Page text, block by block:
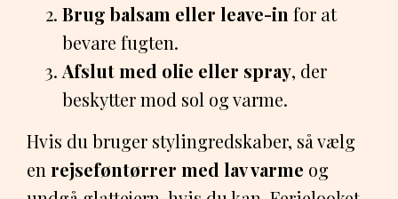
Brug balsam eller leave-in for at
bevare fugten.
Afslut med olie eller spray, der
beskytter mod sol og varme.
Hvis du bruger stylingredskaber, så vælg
en rejseføntørrer med lav varme og